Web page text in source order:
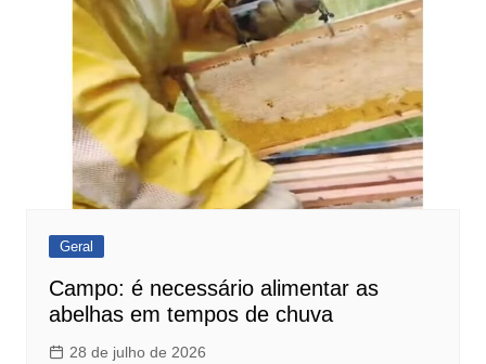
Geral
Campo: é necessário alimentar as
abelhas em tempos de chuva
28 de julho de 2026